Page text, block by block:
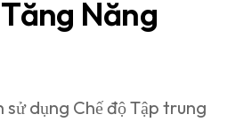
Năng
sử dụng Chế độ Tập trung